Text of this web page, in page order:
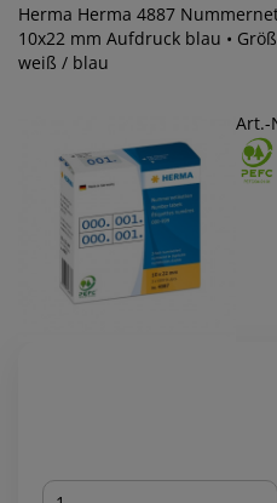
Herma Herma 4887 Nummernetiketten doppelt selbstklebend
10x22 mm Aufdruck blau •
weiß / blau
Art.-
Menge